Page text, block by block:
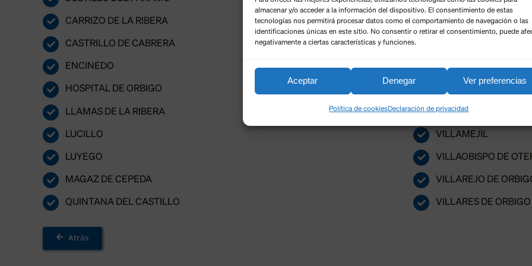
almacenar y/o acceder a la información del dispositivo. El consentimiento de estas
tecnologías nos permitirá procesar datos como el comportamiento de navegación o las
identificaciones únicas en este sitio. No consentir o retirar el consentimiento, puede
negativamente a ciertas características y funciones.
Aceptar Denegar Ver preferencias
Política de cookiesDeclaración de privacidad
CARRIZO DE LA RIBERA
CASTRILLO DE CABRERA
ENCINEDO
HOSPITAL DE ORBIGO
LLAMAS DE LA RIBERA
LUCILLO
LUYEGO
MAGAZ DE CEPEDA
QUINTANA DEL CASTILLO
TRUCHAS
VAL DE SAN
VALDERREY
VILLAGATÓN
VILLAMEJIL
VILLAOBISPO DE
VILLAREJO DE
VILLARES DE ORBIGO
Atrás